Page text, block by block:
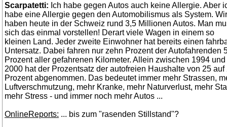
Scarpatetti: Ich habe gegen Autos auch keine Allergie. Aber
habe eine Allergie gegen den Automobilismus als System. Wir
haben heute in der Schweiz rund 3,5 Millionen Autos. Man
sich das einmal vorstellen! Derart viele Wagen in einem so
kleinen Land. Jeder zweite Einwohner hat bereits einen
Untersatz. Dabei fahren nur zehn Prozent der Autofahrenden
Prozent aller gefahrenen Kilometer. Allein zwischen 1994 und
2000 hat der Prozentsatz der autofreien Haushalte von 25 auf
Prozent abgenommen. Das bedeutet immer mehr Strassen,
Luftverschmutzung, mehr Kranke, mehr Naturverlust, mehr
mehr Stress - und immer noch mehr Autos ...
OnlineReports: ... bis zum "rasenden Stillstand"?